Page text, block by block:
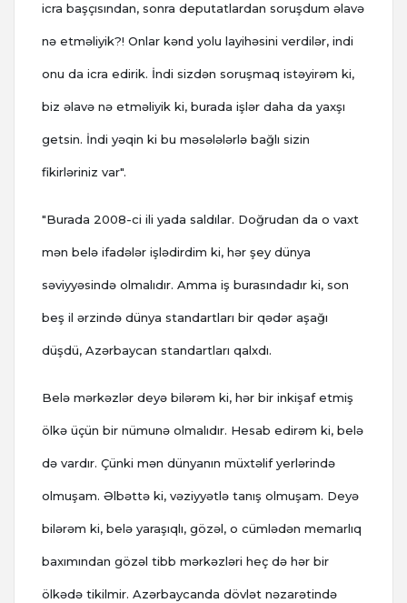
icra başçısından, sonra deputatlardan soruşdum əlavə
nə etməliyik?! Onlar kənd yolu layihəsini verdilər, indi
onu da icra edirik. İndi sizdən soruşmaq istəyirəm ki,
biz əlavə nə etməliyik ki, burada işlər daha da yaxşı
getsin. İndi yəqin ki bu məsələlərlə bağlı sizin
fikirləriniz var".
"Burada 2008-ci ili yada saldılar. Doğrudan da o vaxt
mən belə ifadələr işlədirdim ki, hər şey dünya
səviyyəsində olmalıdır. Amma iş burasındadır ki, son
beş il ərzində dünya standartları bir qədər aşağı
düşdü, Azərbaycan standartları qalxdı.
Belə mərkəzlər deyə bilərəm ki, hər bir inkişaf etmiş
ölkə üçün bir nümunə olmalıdır. Hesab edirəm ki, belə
də vardır. Çünki mən dünyanın müxtəlif yerlərində
olmuşam. Əlbəttə ki, vəziyyətlə tanış olmuşam. Deyə
bilərəm ki, belə yaraşıqlı, gözəl, o cümlədən memarlıq
baxımından gözəl tibb mərkəzləri heç də hər bir
ölkədə tikilmir. Azərbaycanda dövlət nəzarətində